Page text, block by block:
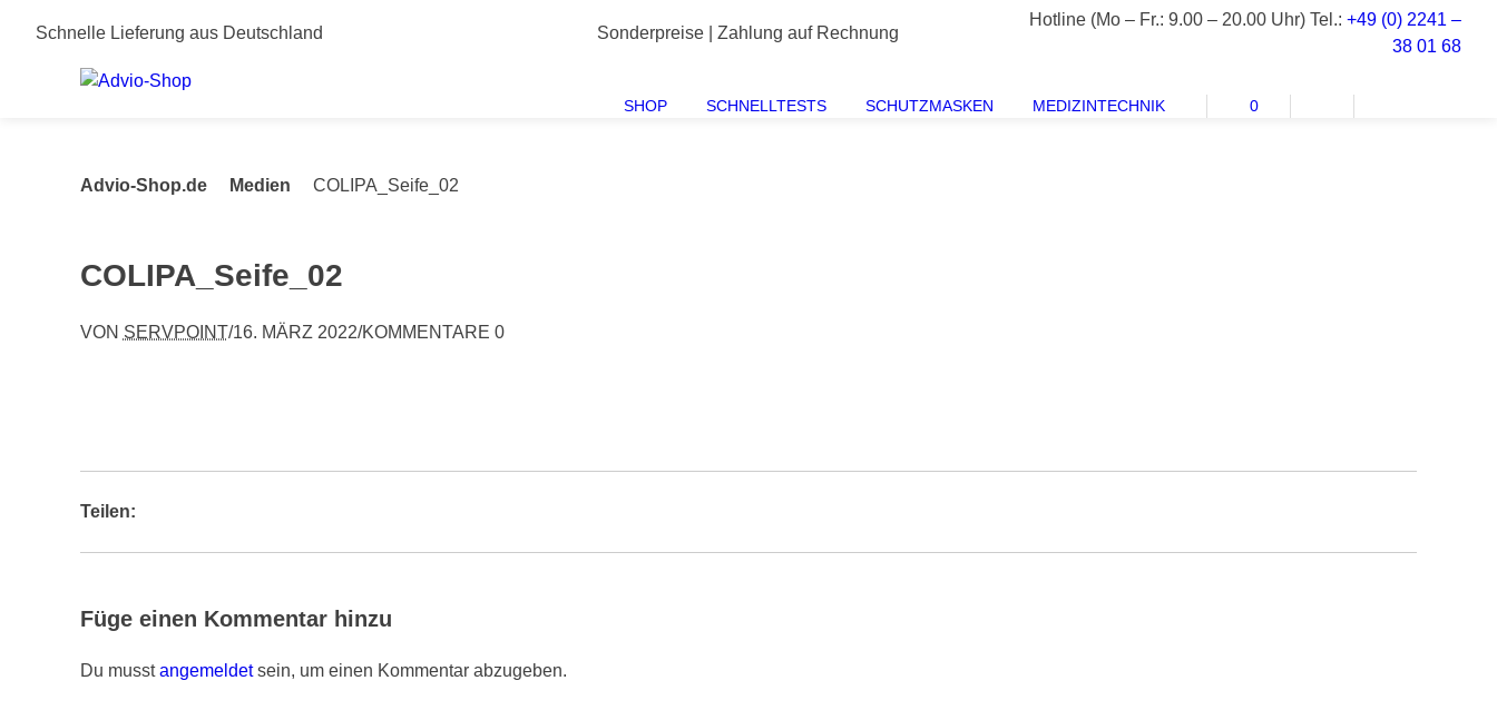
Schnelle Lieferung aus Deutschland Sonderpreise | Zahlung auf Rechnung
Hotline (Mo – Fr.: 9.00 – 20.00 Uhr) Tel.: +49 (0) 2241 –
38 01 68
SHOP SCHNELLTESTS SCHUTZMASKEN MEDIZINTECHNIK 0
Advio-Shop.de Medien COLIPA_Seife_02
COLIPA_Seife_02
VON SERVPOINT/16. MÄRZ 2022/KOMMENTARE 0
Teilen:
Füge einen Kommentar hinzu
Du musstangemeldetsein, um einen Kommentar abzugeben.